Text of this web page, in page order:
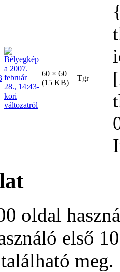
60 × 60
(15 KB)
Tgr
oldal
első
található meg.